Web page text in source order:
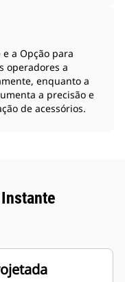
a Opção para
operadores a
enquanto a
a precisão e
de acessórios.